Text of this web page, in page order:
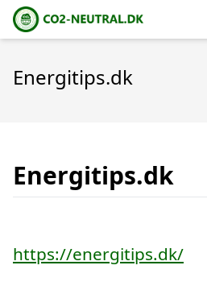
Energitips.dk
Energitips.dk
https://energitips.dk/